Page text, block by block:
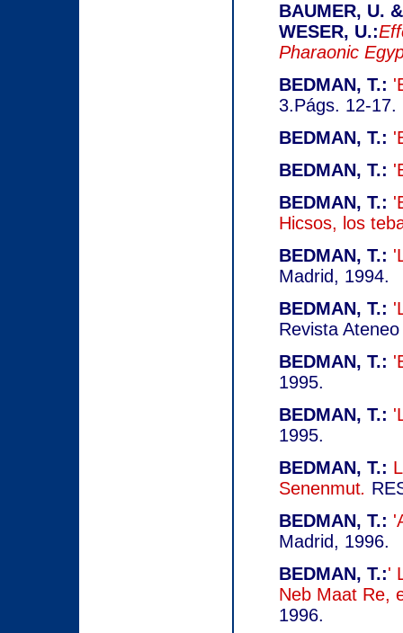
BAUMER, U.
WESER, U.:
Pharaonic
BEDMAN, T.:
3.Págs. 12-17.
BEDMAN, T.:
BEDMAN, T.:
BEDMAN, T.:
Hicsos, los
BEDMAN, T.:
Madrid, 1994.
BEDMAN, T.:
Revista
BEDMAN, T.:
1995.
BEDMAN, T.:
1995.
BEDMAN, T.:
Senenmut.
BEDMAN, T.:
Madrid, 1996.
BEDMAN, T.:'
Neb Maat Re,
1996.